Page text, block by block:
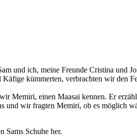
und ich, meine Freunde Cristina und
kümmerten, verbrachten wir den
Memiri, einen Maasai kennen. Er
und wir fragten Memiri, ob es möglich
Sams Schuhe her.